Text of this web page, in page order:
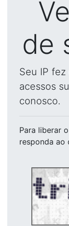
de
Seu IP
acessos
conosco.
Para liberar
responda ao